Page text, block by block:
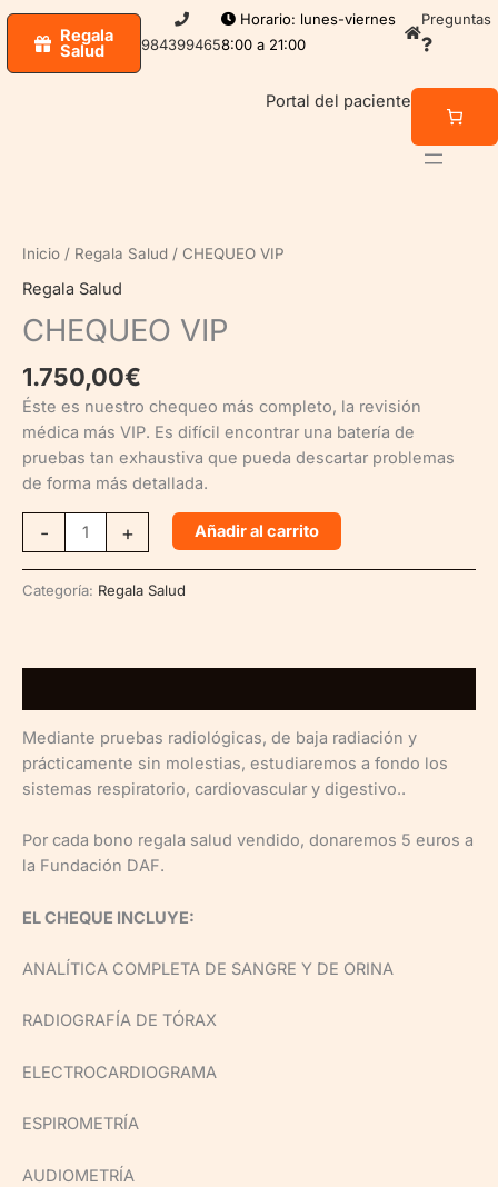
Ir
contenido
Regala
Salud 984399465
Horario: lunes-viernes
8:00 a 21:00
Preguntas
Portal del paciente
Inicio / Regala Salud / CHEQUEO VIP
Regala Salud
CHEQUEO VIP
1.750,00€
Éste es nuestro chequeo más completo, la revisión
médica más VIP. Es difícil encontrar una batería de
pruebas tan exhaustiva que pueda descartar problemas
de forma más detallada.
-
CHEQUEO
VIP
cantidad
+ Añadir al carrito
Categoría: Regala Salud
Mediante pruebas radiológicas, de baja radiación y
prácticamente sin molestias, estudiaremos a fondo los
sistemas respiratorio, cardiovascular y digestivo..
Por cada bono regala salud vendido, donaremos 5 euros a
la Fundación DAF.
EL CHEQUE INCLUYE:
ANALÍTICA COMPLETA DE SANGRE Y DE ORINA
RADIOGRAFÍA DE TÓRAX
ELECTROCARDIOGRAMA
ESPIROMETRÍA
AUDIOMETRÍA